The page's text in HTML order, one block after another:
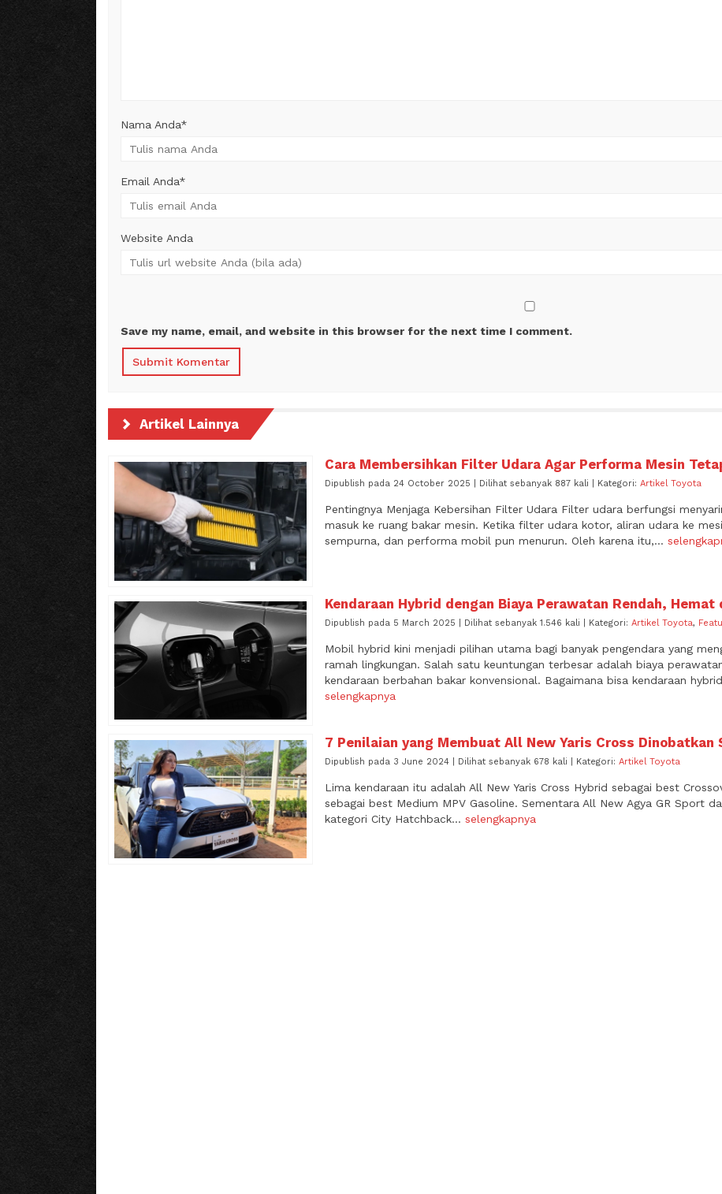
Nama Anda*
Email Anda*
Website Anda
Save my name, email, and website in this browser for the next time I comment.
Artikel Lainnya
Cara Membersihkan Filter Udara Agar Performa Mesin
Dipublish pada 24 October 2025 | Dilihat sebanyak 887 kali | Kategori: Artikel Toyota
Pentingnya Menjaga Kebersihan Filter Udara Filter udara berfungsi
masuk ke ruang bakar mesin. Ketika filter udara kotor, aliran udara ke
sempurna, dan performa mobil pun menurun. Oleh karena itu,...
Kendaraan Hybrid dengan Biaya Perawatan Rendah, Hemat
Dipublish pada 5 March 2025 | Dilihat sebanyak 1.546 kali | Kategori: Artikel Toyota,
Mobil hybrid kini menjadi pilihan utama bagi banyak pengendara yang
ramah lingkungan. Salah satu keuntungan terbesar adalah biaya
kendaraan berbahan bakar konvensional. Bagaimana bisa kendaraan
selengkapnya
7 Penilaian yang Membuat All New Yaris Cross Dinobatkan
Dipublish pada 3 June 2024 | Dilihat sebanyak 678 kali | Kategori: Artikel Toyota
Lima kendaraan itu adalah All New Yaris Cross Hybrid sebagai best
sebagai best Medium MPV Gasoline. Sementara All New Agya GR Sport
kategori City Hatchback... selengkapnya